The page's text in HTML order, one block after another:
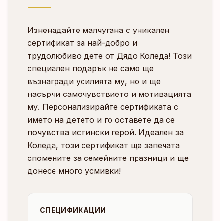
Изненадайте малчугана с уникален
сертификат за най-добро и
трудолюбиво дете от Дядо Коледа! Този
специален подарък не само ще
възнагради усилията му, но и ще
насърчи самочувствието и мотивацията
му. Персонализирайте сертификата с
името на детето и го оставете да се
почувства истински герой. Идеален за
Коледа, този сертификат ще запечата
спомените за семейните празници и ще
донесе много усмивки!
СПЕЦИФИКАЦИИ